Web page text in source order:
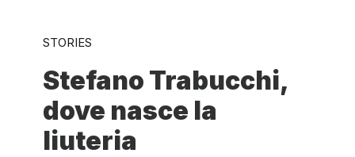
STORIES
Stefano Trabucchi,
dove nasce la
liuteria